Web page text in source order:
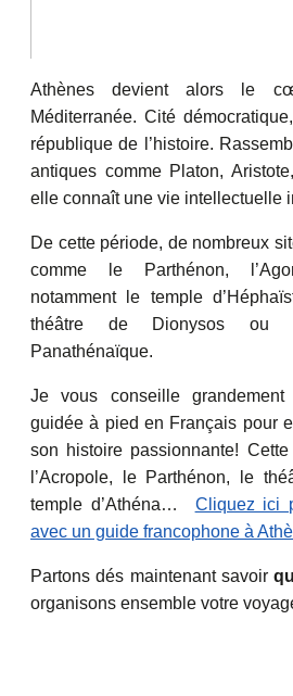
Athènes devient alors le
Méditerranée. Cité
république de l’histoire.
antiques comme Platon,
elle connaît une vie intellectuelle
De cette période, de nombreux
comme le Parthénon,
notamment le temple
théâtre de Dionysos ou
Panathénaïque.
Je vous conseille
guidée à pied en Français pour
son histoire passionnante!
l’Acropole, le Parthénon, le
temple d’Athéna… Cliquez ici
avec un guide francophone à
Partons dés maintenant savoir
organisons ensemble votre